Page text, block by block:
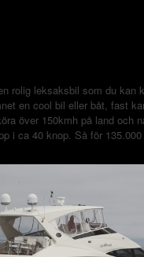
rolig leksaksbil som du kan
en cool bil eller båt, fast
över 150kmh på land och
i ca 40 knop. Så för 135.000